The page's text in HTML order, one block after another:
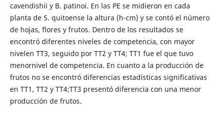
cavendishii y B. patinoi. En las PE se midieron en cada
planta de S. quitoense la altura (h-cm) y se contó el número
de hojas, flores y frutos. Dentro de los resultados se
encontró diferentes niveles de competencia, con mayor
nivelen TT3, seguido por TT2 y TT4; TT1 fue el que tuvo
menornivel de competencia. En cuanto a la producción de
frutos no se encontró diferencias estadísticas significativas
en TT1, TT2 y TT4;TT3 presentó diferencia con una menor
producción de frutos.